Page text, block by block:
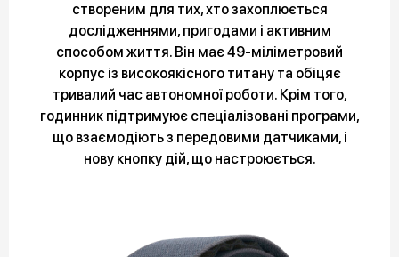
створеним для тих, хто захоплюється
дослідженнями, пригодами і активним
способом життя. Він має 49-міліметровий
корпус із високоякісного титану та обіцяє
тривалий час автономної роботи. Крім того,
годинник підтримуює спеціалізовані програми,
що взаємодіють з передовими датчиками, і
нову кнопку дій, що настроюється.